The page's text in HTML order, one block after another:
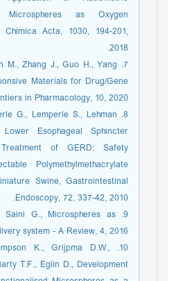
Microspheres as Oxygen
Chimica Acta, 1030, 194-201,
2018.
M., Zhang J., Guo H., Yang
Materials for Drug/Gene
in Pharmacology, 10, 2020.
G., Lemperle S., Lehman
Esophageal Sphincter
of GERD: Safety
Polymethylmethacrylate
Swine, Gastrointestinal
Endoscopy, 72, 337-42, 2010.
Saini G., Microspheres as
system - A Review, 4, 2016.
K., Grijpma D.W.,
T.F., Eglin D., Development